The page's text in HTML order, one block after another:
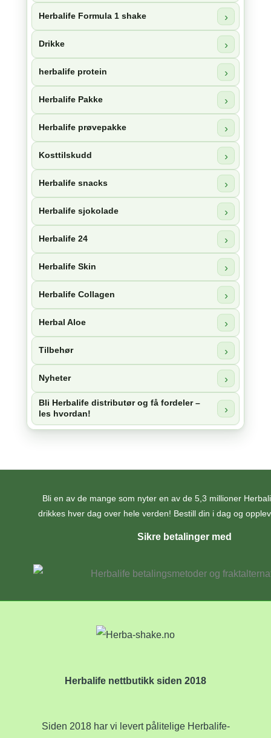
Herbalife Formula 1 shake
Drikke
herbalife protein
Herbalife Pakke
Herbalife prøvepakke
Kosttilskudd
Herbalife snacks
Herbalife sjokolade
Herbalife 24
Herbalife Skin
Herbalife Collagen
Herbal Aloe
Tilbehør
Nyheter
Bli Herbalife distributør og få fordeler –
les hvordan!
Bli en av de mange som nyter en av de 5,3 millioner
drikkes hver dag over hele verden! Bestill din i dag og
Sikre betalinger med
Herbalife nettbutikk siden 2018
Siden 2018 har vi levert pålitelige Herbalife-